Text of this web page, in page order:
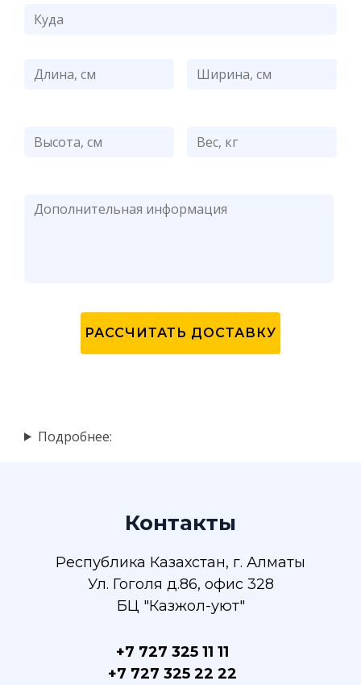
Подробнее:
Контакты
Республика Казахстан, г. Алматы
Ул. Гоголя д.86, офис 328
БЦ "Казжол-уют"
+7 727 325 11 11
+7 727 325 22 22